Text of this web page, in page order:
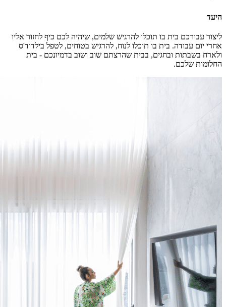
היעד
ליצור עבורכם בית בו תוכלו להרגיש שלמים, שיהיה לכם כיף לחזור אליו
אחרי יום עבודה. בית בו תוכלו לנוח, להרגיש בטוחים, לטפל בילדוד'ס
ולארח בשבתות ובחגים, בבית שהרצתם שוב ושוב בדמיונכם - בית
החלומות שלכם.